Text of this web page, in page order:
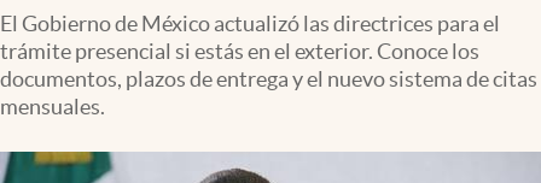
Tv
Clima
Mediakit
El Gobierno de México actualizó las directrices para el
trámite presencial si estás en el exterior. Conoce los
documentos, plazos de entrega y el nuevo sistema de citas
mensuales.